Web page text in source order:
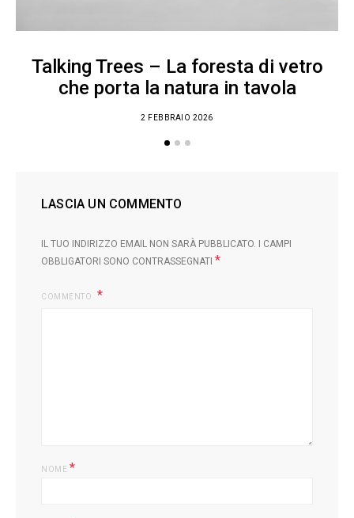
Talking Trees – La foresta di vetro
che porta la natura in tavola
2 FEBBRAIO 2026
LASCIA UN COMMENTO
IL TUO INDIRIZZO EMAIL NON SARÀ PUBBLICATO.
I CAMPI
OBBLIGATORI SONO CONTRASSEGNATI *
COMMENTO
NOME *